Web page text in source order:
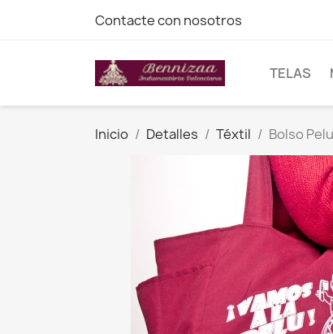
Contacte con nosotros
TELAS
Inicio Detalles Téxtil Bolso